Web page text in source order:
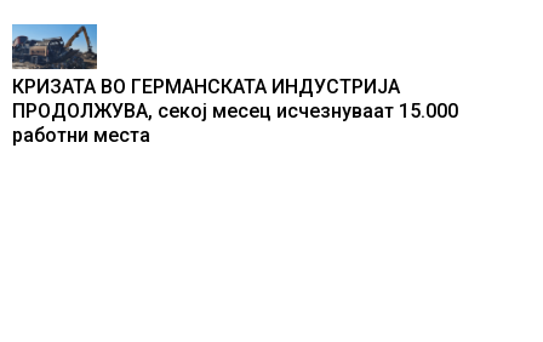
КРИЗАТА ВО ГЕРМАНСКАТА ИНДУСТРИЈА
ПРОДОЛЖУВА, секој месец исчезнуваат 15.000
работни места